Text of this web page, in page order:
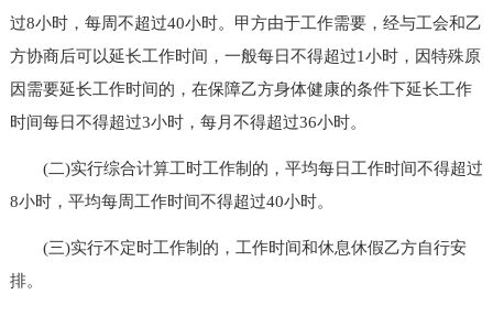
过8小时，每周不超过40小时。甲方由于工作需要，经与工会和乙
方协商后可以延长工作时间，一般每日不得超过1小时，因特殊原
因需要延长工作时间的，在保障乙方身体健康的条件下延长工作
时间每日不得超过3小时，每月不得超过36小时。
(二)实行综合计算工时工作制的，平均每日工作时间不得超过
8小时，平均每周工作时间不得超过40小时。
(三)实行不定时工作制的，工作时间和休息休假乙方自行安
排。